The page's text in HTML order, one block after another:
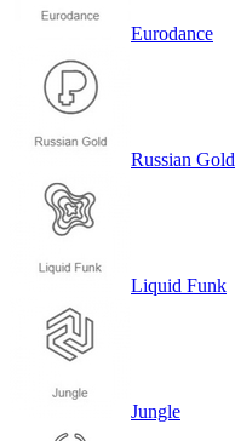
Eurodance
Russian Gold
Liquid Funk
Jungle